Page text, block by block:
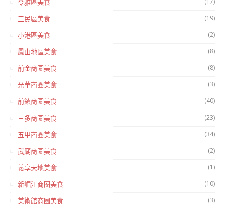
苓雅區美食
三民區美食 (19)
小港區美食 (2)
鳳山地區美食 (8)
前金商圈美食 (8)
光華商圈美食 (3)
前鎮商圈美食 (40)
三多商圈美食 (23)
五甲商圈美食 (34)
武廟商圈美食 (2)
義享天地美食 (1)
新崛江商圈美食 (10)
美術館商圈美食 (3)